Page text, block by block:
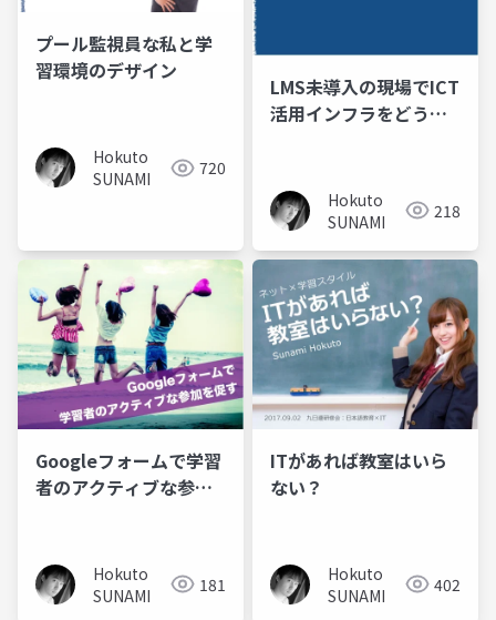
プール監視員な私と学
習環境のデザイン
Hokuto
SUNAMI
720
LMS未導入の現場でICT
活用インフラをどう作
Hokuto
SUNAMI
218
Googleフォームで学習
者のアクティブな参加
Hokuto
SUNAMI
181
ITがあれば教室はいら
ない？
Hokuto
SUNAMI
402